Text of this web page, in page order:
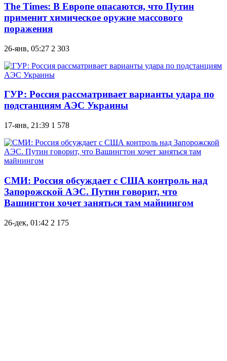
The Times: В Европе опасаются, что Путин
применит химическое оружие массового
поражения
26-янв, 05:27 2 303
ГУР: Россия рассматривает варианты удара по
подстанциям АЭС Украины
17-янв, 21:39 1 578
СМИ: Россия обсуждает с США контроль над
Запорожской АЭС. Путин говорит, что
Вашингтон хочет заняться там майнингом
26-дек, 01:42 2 175